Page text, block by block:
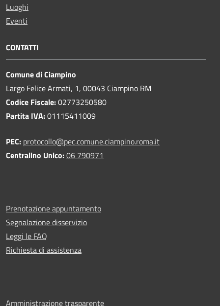
Luoghi
Eventi
CONTATTI
Comune di Ciampino
Largo Felice Armati, 1, 00043 Ciampino RM
Codice Fiscale:02773250580
Partita IVA:01115411009
PEC: protocollo@pec.comune.ciampino.roma.it
Centralino Unico:06 790971
Prenotazione appuntamento
Segnalazione disservizio
Leggi le FAQ
Richiesta di assistenza
Amministrazione trasparente